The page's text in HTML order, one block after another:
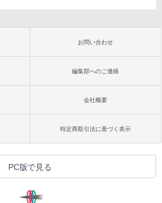
お問い合わせ
編集部へのご連絡
会社概要
特定商取引法に基づく表示
PC版で見る